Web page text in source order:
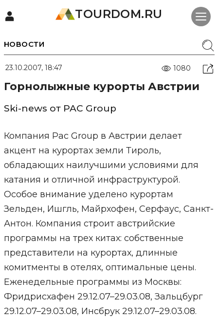
TOURDOM.RU
НОВОСТИ
23.10.2007, 18:47 1080
Горнолыжные курорты Австрии
Ski-news от PAC Group
Компания Pac Group в Австрии делает
акцент на курортах земли Тироль,
обладающих наилучшими условиями для
катания и отличной инфраструктурой.
Особое внимание уделено курортам
Зельден, Ишгль, Майрхофен, Серфаус, Санкт-
Антон. Компания строит австрийские
программы на трех китах: собственные
представители на курортах, длинные
комитменты в отелях, оптимальные цены.
Еженедельные программы из Москвы:
Фридрисхафен 29.12.07–29.03.08, Зальцбург
29.12.07–29.03.08, Инсбрук 29.12.07–29.03.08.